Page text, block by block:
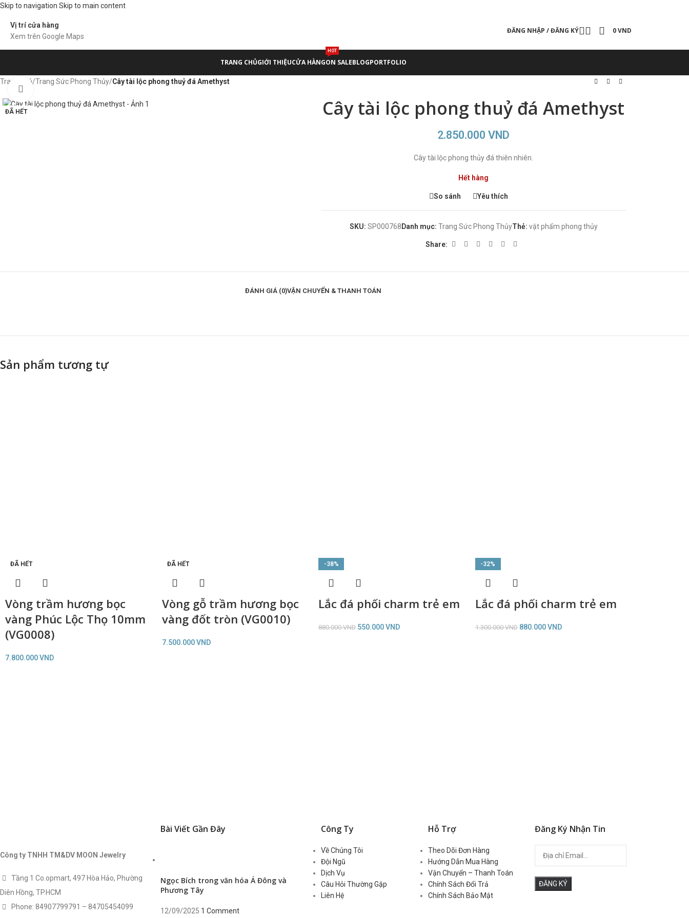
Skip to navigation Skip to main content
Vị trí cửa hàng
Xem trên Google Maps
ĐĂNG NHẬP / ĐĂNG KÝ 0VND
TRANG CHỦGIỚI THIỆUCỬA HÀNGON SALE
HOT
BLOGPORTFOLIO
Trang chủ/Trang Sức Phong Thủy/Cây tài lộc phong thuỷ đá Amethyst
ĐÃ HẾT Cây tài lộc phong thuỷ đá Amethyst
2.850.000VND
Cây tài lộc phong thủy đá thiên nhiên.
Hết hàng
So sánh Yêu thích
SKU: SP000768Danh mục: Trang Sức Phong ThủyThẻ: vật phẩm phong thủy
Share:
ĐÁNH GIÁ (0)VẬN CHUYỂN & THANH TOÁN
Sản phẩm tương tự
ĐÃ HẾT
Vòng trầm hương bọc
vàng Phúc Lộc Thọ 10mm
(VG0008)
7.800.000VND
ĐÃ HẾT
Vòng gỗ trầm hương bọc
vàng đốt tròn (VG0010)
7.500.000VND
-38%
Lắc đá phối charm trẻ em
880.000VND 550.000VND
-32%
Lắc đá phối charm trẻ em
1.300.000VND 880.000VND
Công ty TNHH TM&DV MOON Jewelry
Tầng 1 Co.opmart, 497 Hòa Hảo, Phường
Diên Hồng, TP.HCM
Phone: 84907799791 – 84705454099
Bài Viết Gần Đây
Ngọc Bích trong văn hóa Á Đông và
Phương Tây
12/09/2025 1 Comment
Công Ty
Về Chúng Tôi
Đội Ngũ
Dịch Vụ
Câu Hỏi Thường Gặp
Liên Hệ
Hỗ Trợ
Theo Dõi Đơn Hàng
Hướng Dẫn Mua Hàng
Vận Chuyển – Thanh Toán
Chính Sách Đổi Trả
Chính Sách Bảo Mật
Đăng Ký Nhận Tin